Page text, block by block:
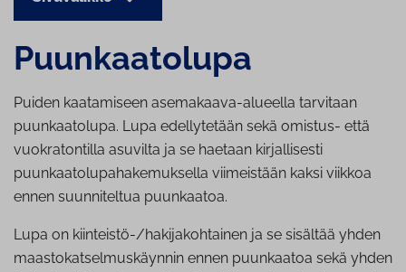
Puun­kaa­to­lu­pa
Puiden kaatamiseen asemakaava-alueella tarvitaan
puunkaatolupa. Lupa edellytetään sekä omistus- että
vuokratontilla asuvilta ja se haetaan kirjallisesti
puunkaatolupahakemuksella viimeistään kaksi viikkoa
ennen suunniteltua puunkaatoa.
Lupa on kiinteistö-/hakijakohtainen ja se sisältää yhden
maastokatselmuskäynnin ennen puunkaatoa sekä yhden